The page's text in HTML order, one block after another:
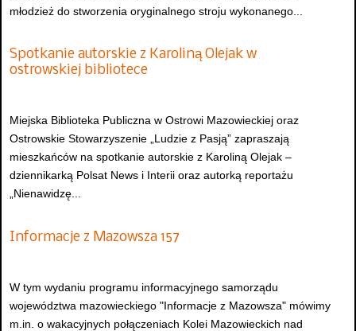
młodzież do stworzenia oryginalnego stroju wykonanego...
Spotkanie autorskie z Karoliną Olejak w
ostrowskiej bibliotece
Miejska Biblioteka Publiczna w Ostrowi Mazowieckiej oraz
Ostrowskie Stowarzyszenie „Ludzie z Pasją” zapraszają
mieszkańców na spotkanie autorskie z Karoliną Olejak –
dziennikarką Polsat News i Interii oraz autorką reportażu
„Nienawidzę...
Informacje z Mazowsza 157
W tym wydaniu programu informacyjnego samorządu
województwa mazowieckiego "Informacje z Mazowsza" mówimy
m.in. o wakacyjnych połączeniach Kolei Mazowieckich nad